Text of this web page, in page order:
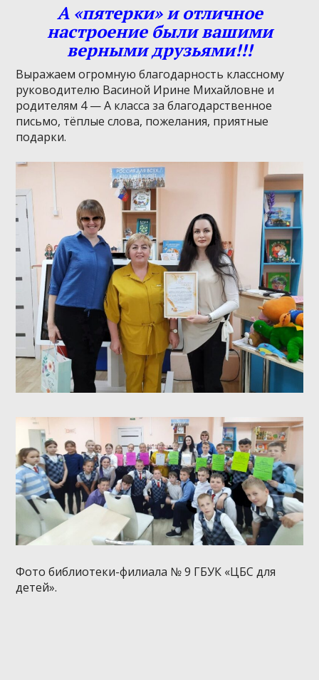
А «пятерки» и отличное
настроение были вашими
верными друзьями!!!
Выражаем огромную благодарность классному
руководителю Васиной Ирине Михайловне и
родителям 4 — А класса за благодарственное
письмо, тёплые слова, пожелания, приятные
подарки.
Фото библиотеки-филиала № 9 ГБУК «ЦБС для
детей».